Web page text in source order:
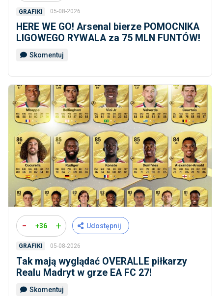
GRAFIKI 05-08-2026
HERE WE GO! Arsenal bierze POMOCNIKA
LIGOWEGO RYWALA za 75 MLN FUNTÓW!
Skomentuj
- +36 + Udostępnij
GRAFIKI 05-08-2026
Tak mają wyglądać OVERALLE piłkarzy
Realu Madryt w grze EA FC 27!
Skomentuj